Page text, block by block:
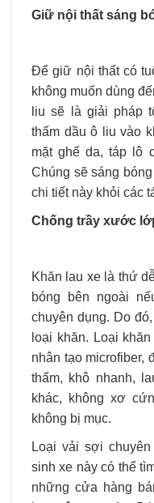
Giữ nội thất sáng
Để giữ nội thất có
không muốn dùng
liu sẽ là giải pháp
thấm dầu ô liu vào
mặt ghế da, táp lô
Chúng sẽ sáng
chi tiết này khỏi các
Chống trầy xước
Khăn lau xe là thứ
bóng bên ngoài
chuyên dụng. Do
loại khăn. Loại
nhân tạo microfiber,
thấm, khô nhanh,
khác, không xơ
không bị mục.
Loại vải sợi
sinh xe này có thể
những cửa hàng